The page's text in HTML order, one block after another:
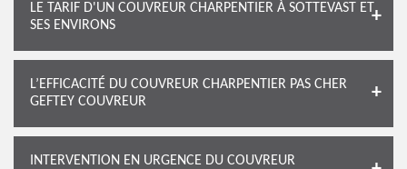
LE TARIF D'UN COUVREUR CHARPENTIER À SOTTEVAST ET
SES ENVIRONS
L’EFFICACITÉ DU COUVREUR CHARPENTIER PAS CHER
GEFTEY COUVREUR
INTERVENTION EN URGENCE DU COUVREUR